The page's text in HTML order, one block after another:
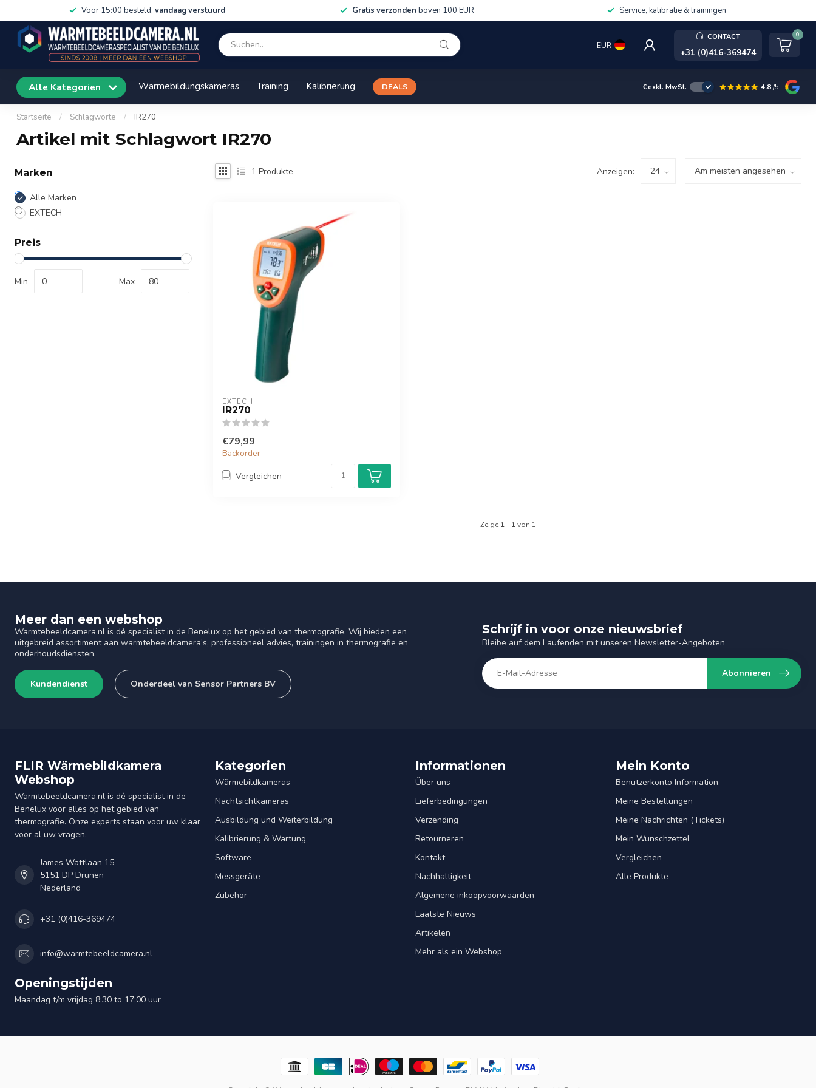
Voor 15:00 besteld, vandaag verstuurd Gratis verzonden boven 100 EUR Service, kalibratie & trainingen
EUR
CONTACT
+31 (0)416-369474
0
Alle Kategorien Wärmebildungskameras Training Kalibrierung DEALS €exkl. MwSt. 4.8/5
Startseite / Schlagworte / IR270
Artikel mit Schlagwort IR270
Marken
Alle Marken
EXTECH
Preis
Min Max
1 Produkte Anzeigen:
EXTECH
IR270
€79,99
Backorder
Vergleichen
Zeige 1 - 1von 1
Meer dan een webshop
Warmtebeeldcamera.nl is dé specialist in de Benelux op het gebied van thermografie. Wij bieden een
uitgebreid assortiment aan warmtebeeldcamera’s, professioneel advies, trainingen in thermografie en
onderhoudsdiensten.
Kundendienst Onderdeel van Sensor Partners BV
Schrijf in voor onze nieuwsbrief
Bleibe auf dem Laufenden mit unseren Newsletter-Angeboten
Abonnieren
FLIR Wärmebildkamera
Webshop
Warmtebeeldcamera.nl is dé specialist in de
Benelux voor alles op het gebied van
thermografie. Onze experts staan voor uw klaar
voor al uw vragen.
James Wattlaan 15
5151 DP Drunen
Nederland
+31 (0)416-369474
info@warmtebeeldcamera.nl
Openingstijden
Maandag t/m vrijdag 8:30 to 17:00 uur
Kategorien
Wärmebildkameras
Nachtsichtkameras
Ausbildung und Weiterbildung
Kalibrierung & Wartung
Software
Messgeräte
Zubehör
Informationen
Über uns
Lieferbedingungen
Verzending
Retourneren
Kontakt
Nachhaltigkeit
Algemene inkoopvoorwaarden
Laatste Nieuws
Artikelen
Mehr als ein Webshop
Mein Konto
Benutzerkonto Information
Meine Bestellungen
Meine Nachrichten (Tickets)
Mein Wunschzettel
Vergleichen
Alle Produkte